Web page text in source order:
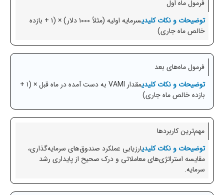
فرمول ماه اول
سرمایه اولیه (مثلاً ۱۰۰۰ دلار) × (۱ + بازده
خالص ماه جاری)
فرمول ماه‌های بعد
مقدار VAMI به دست آمده در ماه قبل × (۱ +
بازده خالص ماه جاری)
مهم‌ترین کاربردها
ارزیابی عملکرد صندوق‌های سرمایه‌گذاری،
مقایسه استراتژی‌های معاملاتی و درک صحیح از پایداری رشد
سرمایه.